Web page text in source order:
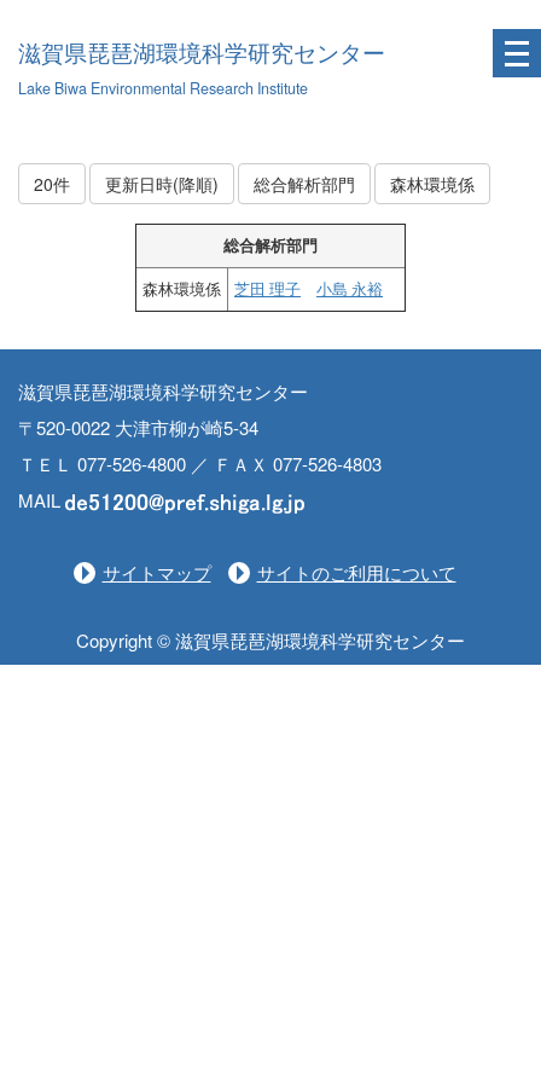
滋賀県琵琶湖環境科学研究センター
Lake Biwa Environmental Research Institute
20件 更新日時(降順) 総合解析部門 森林環境係
総合解析部門
森林環境係
芝田 理子 小島 永裕
滋賀県琵琶湖環境科学研究センター
〒520-0022 大津市柳が崎5-34
ＴＥＬ 077-526-4800 ／ ＦＡＸ 077-526-4803
MAIL
サイトマップ サイトのご利用について
Copyright © 滋賀県琵琶湖環境科学研究センター